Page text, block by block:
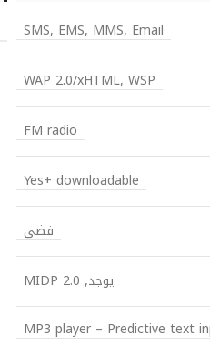
SMS, EMS, MMS, Email
WAP 2.0/xHTML, WSP
FM radio
Yes+ downloadable
فضي
يوجد, MIDP 2.0
MP3 player – Predictive text